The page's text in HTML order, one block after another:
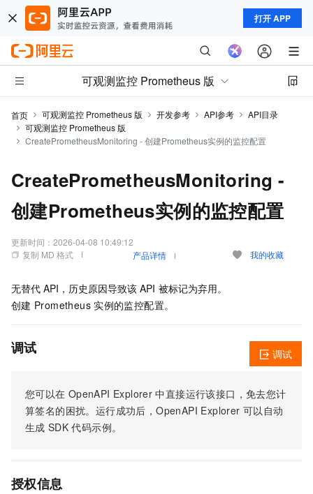
打开 APP
可观测监控 Prometheus 版
首页 可观测监控 Prometheus 版 开发参考 API参考
API目录
可观测监控 Prometheus 版
CreatePrometheusMonitoring - 创建Prometheus实例的监控配置
CreatePrometheusMonitoring -
创建Prometheus实例的监控配置
更新时间： 2026-04-08 10:49:12
复制 MD 格式
产品详情 我的收藏
无替代 API，历史原因导致该 API 被标记为弃用。
创建 Prometheus 实例的监控配置。
调试
您可以在 OpenAPI Explorer 中直接运行该接口，免去您计
算签名的困扰。运行成功后，OpenAPI Explorer 可以自动
生成 SDK 代码示例。
调试
授权信息